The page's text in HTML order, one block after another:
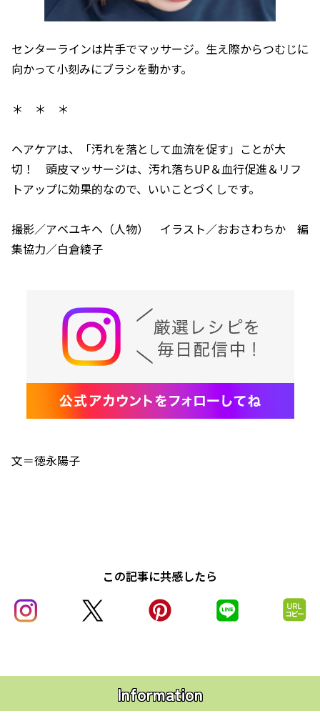
センターラインは片手でマッサージ。生え際からつむじに
向かって小刻みにブラシを動かす。
＊ ＊ ＊
ヘアケアは、「汚れを落として血流を促す」ことが大
切！ 頭皮マッサージは、汚れ落ちUP＆血行促進＆リフ
トアップに効果的なので、いいことづくしです。
撮影／アベユキヘ（人物） イラスト／おおさわちか 編
集協力／白倉綾子
文＝徳永陽子
この記事に共感したら
Information